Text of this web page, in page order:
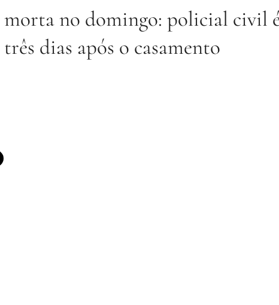
morta no domingo: policial civil
dias após o casamento